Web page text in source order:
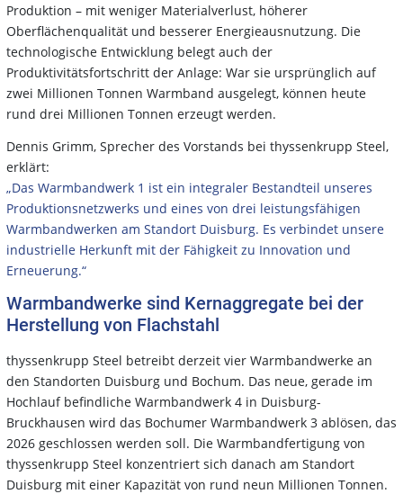
Produktion – mit weniger Materialverlust, höherer
Oberflächenqualität und besserer Energieausnutzung. Die
technologische Entwicklung belegt auch der
Produktivitätsfortschritt der Anlage: War sie ursprünglich auf
zwei Millionen Tonnen Warmband ausgelegt, können heute
rund drei Millionen Tonnen erzeugt werden.
Dennis Grimm, Sprecher des Vorstands bei thyssenkrupp Steel,
erklärt:
„Das Warmbandwerk 1 ist ein integraler Bestandteil unseres
Produktionsnetzwerks und eines von drei leistungsfähigen
Warmbandwerken am Standort Duisburg. Es verbindet unsere
industrielle Herkunft mit der Fähigkeit zu Innovation und
Erneuerung.“
Warmbandwerke sind Kernaggregate bei der
Herstellung von Flachstahl
thyssenkrupp Steel betreibt derzeit vier Warmbandwerke an
den Standorten Duisburg und Bochum. Das neue, gerade im
Hochlauf befindliche Warmbandwerk 4 in Duisburg-
Bruckhausen wird das Bochumer Warmbandwerk 3 ablösen, das
2026 geschlossen werden soll. Die Warmbandfertigung von
thyssenkrupp Steel konzentriert sich danach am Standort
Duisburg mit einer Kapazität von rund neun Millionen Tonnen.